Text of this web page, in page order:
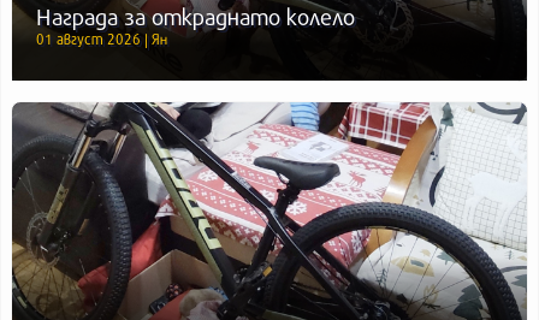
Награда за откраднато колело
01 август 2026 | Ян